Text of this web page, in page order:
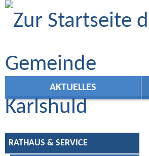
Zum Inhalt
AKTUELLES
RATHAUS & SERVICE